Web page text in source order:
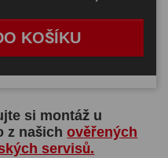
KOŠÍKU
si montáž u
z našichověřených
servisů.